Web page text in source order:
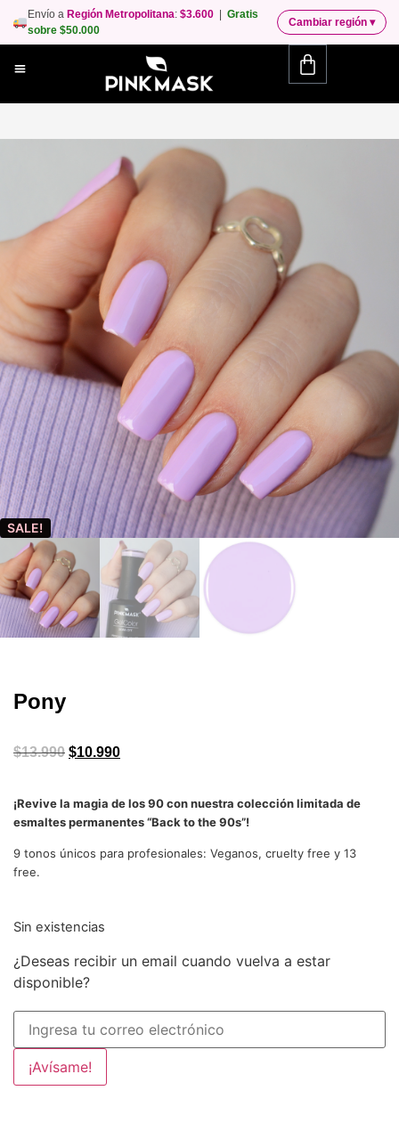
Envío a Región Metropolitana:$3.600 |Gratis
sobre $50.000
Cambiar región ▾
SALE!
Pony
$13.990 $10.990
¡Revive la magia de los 90 con nuestra colección limitada de
esmaltes permanentes “Back to the 90s”!
9 tonos únicos para profesionales: Veganos, cruelty free y 13
free.
Sin existencias
¿Deseas recibir un email cuando vuelva a estar
disponible?
¡Avísame!